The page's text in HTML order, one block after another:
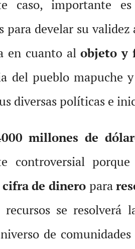
caso, importante
para develar su
en cuanto alobjeto y
del pueblo mapuche
diversas políticas e
millones de
controversial
cifra de dinero para
recursos se resolverá
de